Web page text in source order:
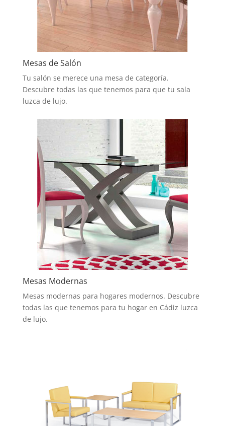
Mesas de Salón
Tu salón se merece una mesa de categoría.
Descubre todas las que tenemos para que tu sala
luzca de lujo.
Mesas Modernas
Mesas modernas para hogares modernos. Descubre
todas las que tenemos para tu hogar en Cádiz luzca
de lujo.